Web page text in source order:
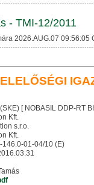
- TMI-12/2011
2026.AUG.07 09:56:05
[ NOBASIL DDP-RT
Kft.
s.r.o.
Kft.
146.0-01-04/10 (E)